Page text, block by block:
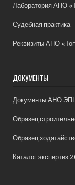
Лаборатория АНО
Судебная практика
Реквизиты АНО
ДОКУМЕНТЫ
Документы АНО
Образец
Образец
Каталог